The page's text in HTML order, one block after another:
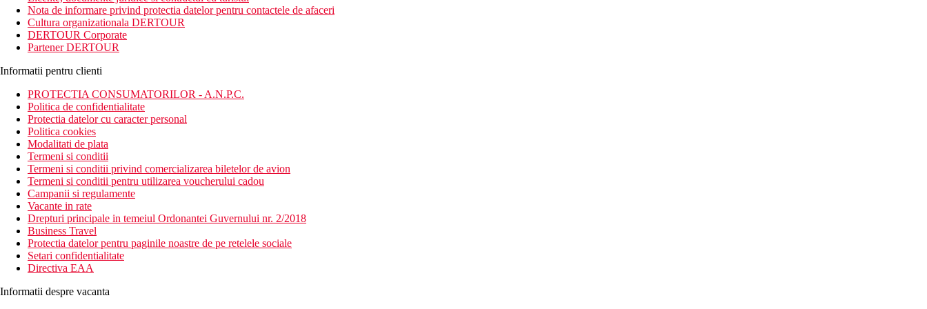
Divertisment
Optiuni de divertisment in statiunea Malia din apropiere.
Descrierea camerei
Garsoniera: baie/toaleta (uscator de par), aer conditionat contra cost, bucatarie cu frigider, telefon, seif contra cost, balcon sau terasa
Descrierea hotelului
receptie
bar
piscina in aer liber
terasa la soare
sezlonguri si umbrele gratuite
bar la piscina
Descrierea plajei
Plaja cu nisip la cca 1200 m
Sezlonguri si umbrele contra cost
Mese
Nu se ofera mancare in cadrul acestui hotel.
Categoria oficiala
Nota de informare privind protectia datelor pentru contactele de afaceri
Cultura organizationala DERTOUR
DERTOUR Corporate
Partener DERTOUR
Informatii pentru clienti
PROTECTIA CONSUMATORILOR - A.N.P.C.
Politica de confidentialitate
Protectia datelor cu caracter personal
Politica cookies
Modalitati de plata
Termeni si conditii
Termeni si conditii privind comercializarea biletelor de avion
Termeni si conditii pentru utilizarea voucherului cadou
Campanii si regulamente
Vacante in rate
Drepturi principale in temeiul Ordonantei Guvernului nr. 2/2018
Business Travel
Protectia datelor pentru paginile noastre de pe retelele sociale
Setari confidentialitate
Directiva EAA
Informatii despre vacanta